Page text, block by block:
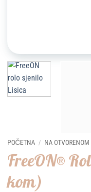
POČETNA / NA OTVORENOM
FreeON®
kom)